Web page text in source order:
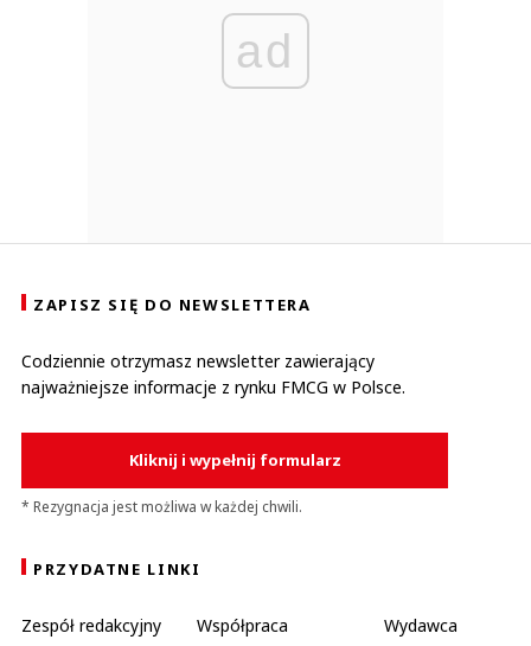
ad
ZAPISZ SIĘ DO NEWSLETTERA
Codziennie otrzymasz newsletter zawierający
najważniejsze informacje z rynku FMCG w Polsce.
Kliknij i wypełnij formularz
* Rezygnacja jest możliwa w każdej chwili.
PRZYDATNE LINKI
Zespół redakcyjny Współpraca
Wydawca